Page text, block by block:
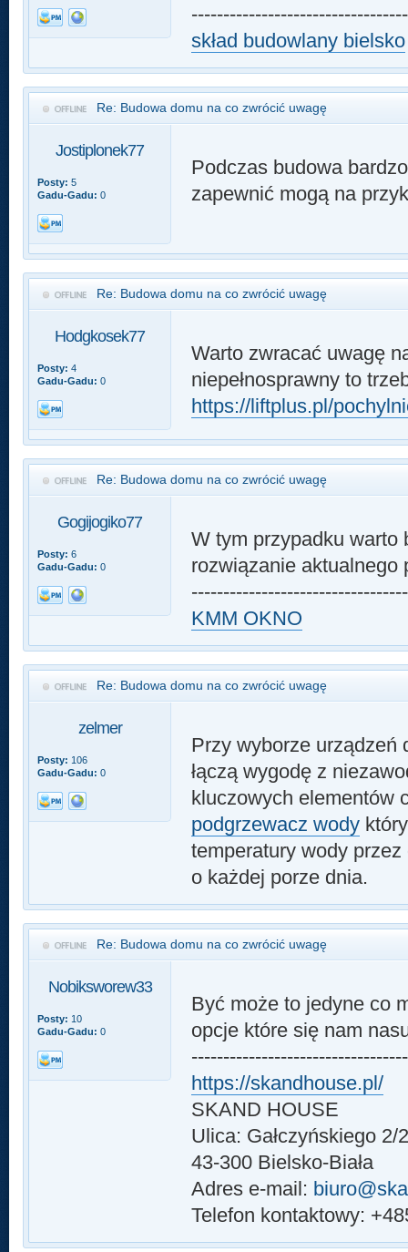
skład budowlany bielsko
Re: Budowa domu na co zwrócić uwagę
Jostiplonek77
Posty: 5
Gadu-Gadu: 0
Podczas budowa
zapewnić mogą na
Re: Budowa domu na co zwrócić uwagę
Hodgkosek77
Posty: 4
Gadu-Gadu: 0
Warto zwracać uwagę
niepełnosprawny to
https://liftplus.pl/
Re: Budowa domu na co zwrócić uwagę
Gogijogiko77
Posty: 6
Gadu-Gadu: 0
W tym przypadku warto
rozwiązanie aktualnego
KMM OKNO
Re: Budowa domu na co zwrócić uwagę
zelmer
Posty: 106
Gadu-Gadu: 0
Przy wyborze urządzeń
łączą wygodę z
kluczowych elementów
podgrzewacz wody
temperatury wody
o każdej porze dnia.
Re: Budowa domu na co zwrócić uwagę
Nobiksworew33
Posty: 10
Gadu-Gadu: 0
Być może to jedyne co
opcje które się nam
https://skandhouse.pl/
SKAND HOUSE
Ulica: Gałczyńskiego 2/
43-300 Bielsko-Biała
Adres e-mail:
Telefon kontaktowy: